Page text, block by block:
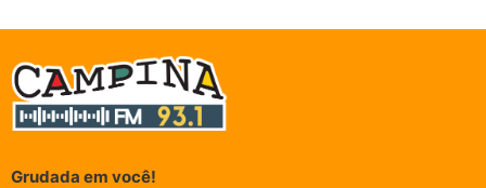
Grudada em você!